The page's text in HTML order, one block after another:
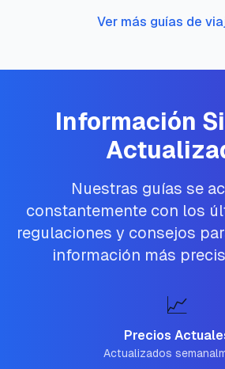
Ver más guías de
Información
Nuestras guías se
constantemente con los
regulaciones y consejos
información más
📈
Precios
Actualizados